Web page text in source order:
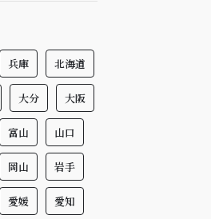
兵庫 北海道
大分 大阪
富山 山口
岡山 岩手
愛媛 愛知